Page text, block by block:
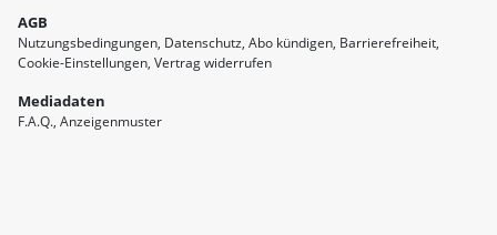
AGB
Nutzungsbedingungen Datenschutz Abo kündigen Barrierefreiheit
Cookie-Einstellungen Vertrag widerrufen
Mediadaten
F.A.Q. Anzeigenmuster